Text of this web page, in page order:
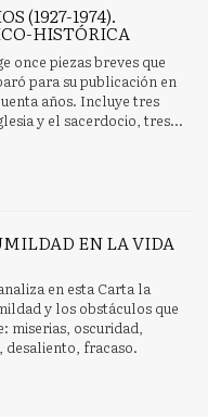
(1927-1974).
HISTÓRICA
once piezas breves que
para su publicación en
años. Incluye tres
y el sacerdocio, tres...
EN LA VIDA
en esta Carta la
y los obstáculos que
miserias, oscuridad,
desaliento, fracaso.